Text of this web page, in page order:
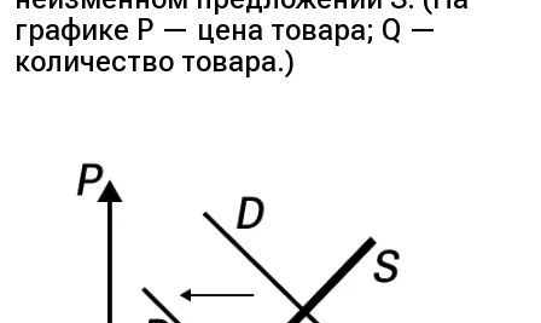
графике P — цена товара; Q —
количество товара.)